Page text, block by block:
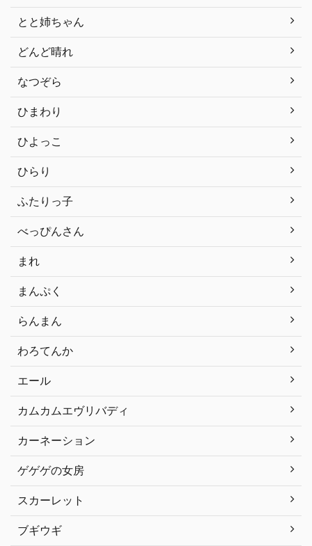
とと姉ちゃん
どんど晴れ
なつぞら
ひまわり
ひよっこ
ひらり
ふたりっ子
べっぴんさん
まれ
まんぷく
らんまん
わろてんか
エール
カムカムエヴリバディ
カーネーション
ゲゲゲの女房
スカーレット
ブギウギ